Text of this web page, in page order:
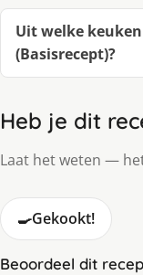
Uit welke
(Basisrecept)?
Heb je dit
Laat het weten —
🍳Gekookt!
Beoordeel dit